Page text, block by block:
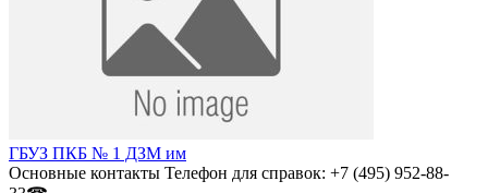
ГБУЗ ПКБ № 1 ДЗМ им
Основные контакты Телефон для справок: +7 (495) 952-88-